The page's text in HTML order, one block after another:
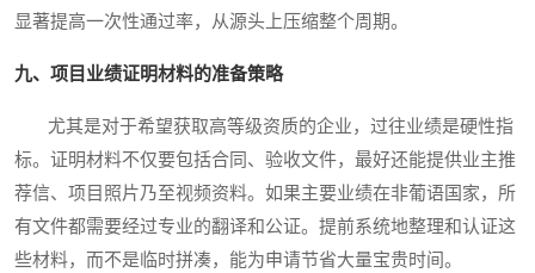
显著提高一次性通过率，从源头上压缩整个周期。
九、项目业绩证明材料的准备策略
尤其是对于希望获取高等级资质的企业，过往业绩是硬性指
标。证明材料不仅要包括合同、验收文件，最好还能提供业主推
荐信、项目照片乃至视频资料。如果主要业绩在非葡语国家，所
有文件都需要经过专业的翻译和公证。提前系统地整理和认证这
些材料，而不是临时拼凑，能为申请节省大量宝贵时间。